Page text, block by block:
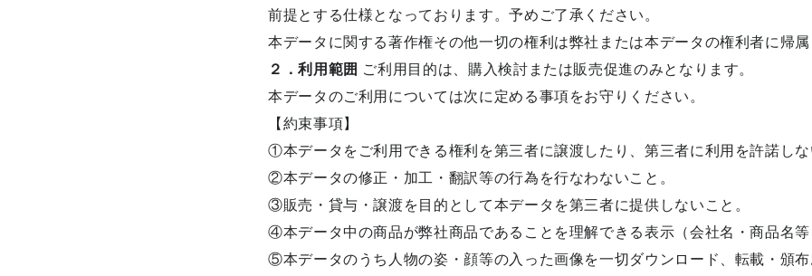
前提とする仕様となっております。予めご了承ください。
本データに関する著作権その他一切の権利は弊社または本データの権利者に帰属
２．利用範囲 ご利用目的は、購入検討または販売促進のみとなります。
本データのご利用については次に定める事項をお守りください。
【約束事項】
①本データをご利用できる権利を第三者に譲渡したり、第三者に利用を許諾しな
②本データの修正・加工・翻訳等の行為を行なわないこと。
③販売・貸与・譲渡を目的として本データを第三者に提供しないこと。
④本データ中の商品が弊社商品であることを理解できる表示（会社名・商品名等
⑤本データのうち人物の姿・顔等の入った画像を一切ダウンロード、転載・頒布